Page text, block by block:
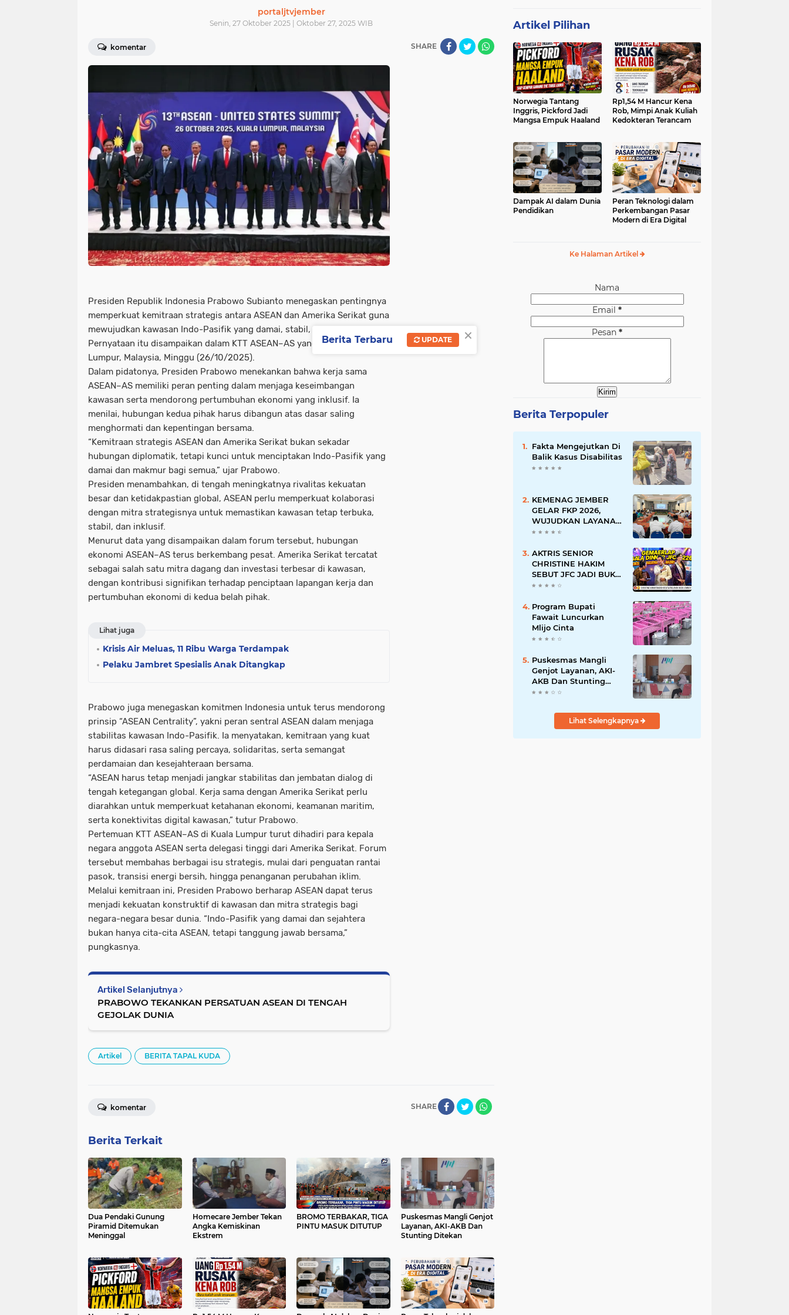
portaljtvjember
Senin, 27 Oktober 2025 | Oktober 27, 2025 WIB
komentar SHARE
Presiden Republik Indonesia Prabowo Subianto menegaskan pentingnya
memperkuat kemitraan strategis antara ASEAN dan Amerika Serikat guna
mewujudkan kawasan Indo-Pasifik yang damai, stabil, dan sejahtera.
Pernyataan itu disampaikan dalam KTT ASEAN–AS yang digelar di Kuala
Lumpur, Malaysia, Minggu (26/10/2025).
Dalam pidatonya, Presiden Prabowo menekankan bahwa kerja sama
ASEAN–AS memiliki peran penting dalam menjaga keseimbangan
kawasan serta mendorong pertumbuhan ekonomi yang inklusif. Ia
menilai, hubungan kedua pihak harus dibangun atas dasar saling
menghormati dan kepentingan bersama.
“Kemitraan strategis ASEAN dan Amerika Serikat bukan sekadar
hubungan diplomatik, tetapi kunci untuk menciptakan Indo-Pasifik yang
damai dan makmur bagi semua,” ujar Prabowo.
Presiden menambahkan, di tengah meningkatnya rivalitas kekuatan
besar dan ketidakpastian global, ASEAN perlu memperkuat kolaborasi
dengan mitra strategisnya untuk memastikan kawasan tetap terbuka,
stabil, dan inklusif.
Menurut data yang disampaikan dalam forum tersebut, hubungan
ekonomi ASEAN–AS terus berkembang pesat. Amerika Serikat tercatat
sebagai salah satu mitra dagang dan investasi terbesar di kawasan,
dengan kontribusi signifikan terhadap penciptaan lapangan kerja dan
pertumbuhan ekonomi di kedua belah pihak.
Lihat juga
Krisis Air Meluas, 11 Ribu Warga Terdampak
Pelaku Jambret Spesialis Anak Ditangkap
Prabowo juga menegaskan komitmen Indonesia untuk terus mendorong
prinsip “ASEAN Centrality”, yakni peran sentral ASEAN dalam menjaga
stabilitas kawasan Indo-Pasifik. Ia menyatakan, kemitraan yang kuat
harus didasari rasa saling percaya, solidaritas, serta semangat
perdamaian dan kesejahteraan bersama.
“ASEAN harus tetap menjadi jangkar stabilitas dan jembatan dialog di
tengah ketegangan global. Kerja sama dengan Amerika Serikat perlu
diarahkan untuk memperkuat ketahanan ekonomi, keamanan maritim,
serta konektivitas digital kawasan,” tutur Prabowo.
Pertemuan KTT ASEAN–AS di Kuala Lumpur turut dihadiri para kepala
negara anggota ASEAN serta delegasi tinggi dari Amerika Serikat. Forum
tersebut membahas berbagai isu strategis, mulai dari penguatan rantai
pasok, transisi energi bersih, hingga penanganan perubahan iklim.
Melalui kemitraan ini, Presiden Prabowo berharap ASEAN dapat terus
menjadi kekuatan konstruktif di kawasan dan mitra strategis bagi
negara-negara besar dunia. “Indo-Pasifik yang damai dan sejahtera
bukan hanya cita-cita ASEAN, tetapi tanggung jawab bersama,”
pungkasnya.
Artikel Selanjutnya
PRABOWO TEKANKAN PERSATUAN ASEAN DI TENGAH
GEJOLAK DUNIA
Artikel BERITA TAPAL KUDA
SHARE
komentar
Berita Terkait
Dua Pendaki Gunung
Piramid Ditemukan
Meninggal
Homecare Jember Tekan
Angka Kemiskinan
Ekstrem
BROMO TERBAKAR, TIGA
PINTU MASUK DITUTUP
Puskesmas Mangli Genjot
Layanan, AKI-AKB Dan
Stunting Ditekan
Artikel Pilihan
Norwegia Tantang
Inggris, Pickford Jadi
Mangsa Empuk Haaland
Rp1,54 M Hancur Kena
Rob, Mimpi Anak Kuliah
Kedokteran Terancam
Dampak AI dalam Dunia
Pendidikan
Peran Teknologi dalam
Perkembangan Pasar
Modern di Era Digital
Ke Halaman Artikel
Nama
Email *
Pesan *
Berita Terpopuler
Fakta Mengejutkan Di
Balik Kasus Disabilitas
KEMENAG JEMBER
GELAR FKP 2026,
WUJUDKAN LAYANAN
BERSINAR DAN
AKTRIS SENIOR
CHRISTINE HAKIM
SEBUT JFC JADI BUKTI
KREATIVITAS ANAK
Program Bupati
Fawait Luncurkan
Mlijo Cinta
Puskesmas Mangli
Genjot Layanan, AKI-
AKB Dan Stunting
Ditekan
Lihat Selengkapnya
×
Berita Terbaru UPDATE